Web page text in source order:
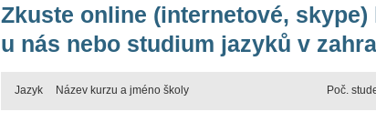
Zkuste online (internetové,
u nás nebo studium jazyků v
Jazyk Název kurzu a jméno školy Poč.